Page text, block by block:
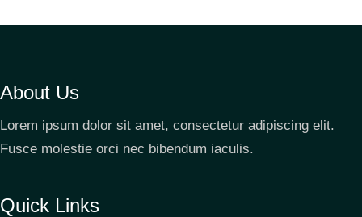
About Us
Lorem ipsum dolor sit amet, consectetur adipiscing elit.
Fusce molestie orci nec bibendum iaculis.
Quick Links